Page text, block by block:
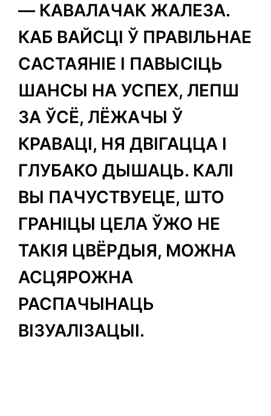
— КАВАЛАЧАК ЖАЛЕЗА.
КАБ ВАЙСЦІ Ў ПРАВІЛЬНАЕ
САСТАЯНІЕ І ПАВЫСІЦЬ
ШАНСЫ НА УСПЕХ, ЛЕПШ
ЗА ЎСЁ, ЛЁЖАЧЫ Ў
КРАВАЦІ, НЯ ДВІГАЦЦА І
ГЛУБАКО ДЫШАЦЬ. КАЛІ
ВЫ ПАЧУСТВУЕЦЕ, ШТО
ГРАНІЦЫ ЦЕЛА ЎЖО НЕ
ТАКІЯ ЦВЁРДЫЯ, МОЖНА
АСЦЯРОЖНА
РАСПАЧЫНАЦЬ
ВІЗУАЛІЗАЦЫІ.